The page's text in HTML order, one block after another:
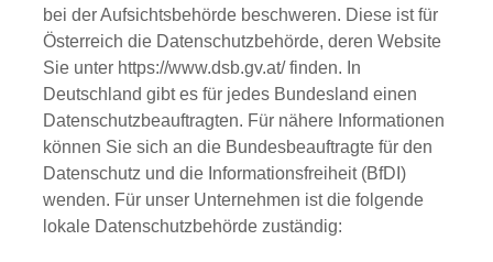
bei der Aufsichtsbehörde beschweren. Diese ist für
Österreich die Datenschutzbehörde, deren Website
Sie unter https://www.dsb.gv.at/finden. In
Deutschland gibt es für jedes Bundesland einen
Datenschutzbeauftragten. Für nähere Informationen
können Sie sich an die Bundesbeauftragte für den
Datenschutz und die Informationsfreiheit (BfDI)
wenden. Für unser Unternehmen ist die folgende
lokale Datenschutzbehörde zuständig: